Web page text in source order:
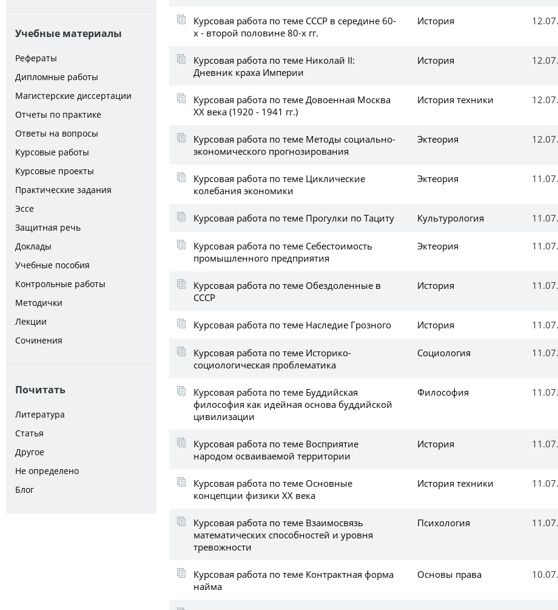
Учебные материалы
Рефераты
Дипломные работы
Магистерские диссертации
Отчеты по практике
Ответы на вопросы
Курсовые работы
Курсовые проекты
Практические задания
Эссе
Защитная речь
Доклады
Учебные пособия
Контрольные работы
Методички
Лекции
Сочинения
Почитать
Литература
Статья
Другое
Не определено
Блог
Курсовая работа по теме СССР в середине 60-
х - второй половине 80-х гг.
История
Курсовая работа по теме Николай II:
Дневник краха Империи
История
Курсовая работа по теме Довоенная Москва
ХХ века (1920 - 1941 гг.)
История техники
Курсовая работа по теме Методы социально-
экономического прогнозирования
Эктеория
Курсовая работа по теме Циклические
колебания экономики
Эктеория
Курсовая работа по теме Прогулки по Тациту Культурология
Курсовая работа по теме Себестоимость
промышленного предприятия
Эктеория
Курсовая работа по теме Обездоленные в
СССР
История
Курсовая работа по теме Наследие Грозного История
Курсовая работа по теме Историко-
социологическая проблематика
Социология
Курсовая работа по теме Буддийская
философия как идейная основа буддийской
цивилизации
Философия
Курсовая работа по теме Восприятие
народом осваиваемой территории
История
Курсовая работа по теме Основные
концепции физики ХХ века
История техники
Курсовая работа по теме Взаимосвязь
математических способностей и уровня
тревожности
Психология
Курсовая работа по теме Контрактная форма
найма
Основы права